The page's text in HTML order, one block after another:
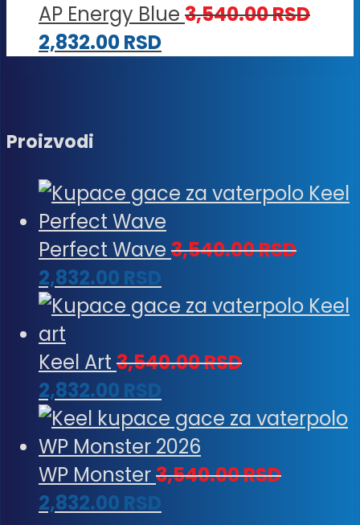
AP Energy Blue 3,540.00RSD
2,832.00RSD
Proizvodi
Perfect Wave 3,540.00RSD
2,832.00 RSD
Keel Art 3,540.00RSD
2,832.00 RSD
WP Monster3,540.00RSD
2,832.00 RSD